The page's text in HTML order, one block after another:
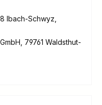
Ibach-Schwyz,
79761 Waldsthut-